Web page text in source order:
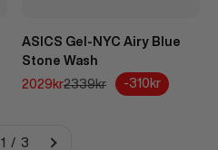
ASICS Gel-NYC Airy Blue
Stone Wash
REA-pris
2029krPris
2339kr -310kr
1 / 3